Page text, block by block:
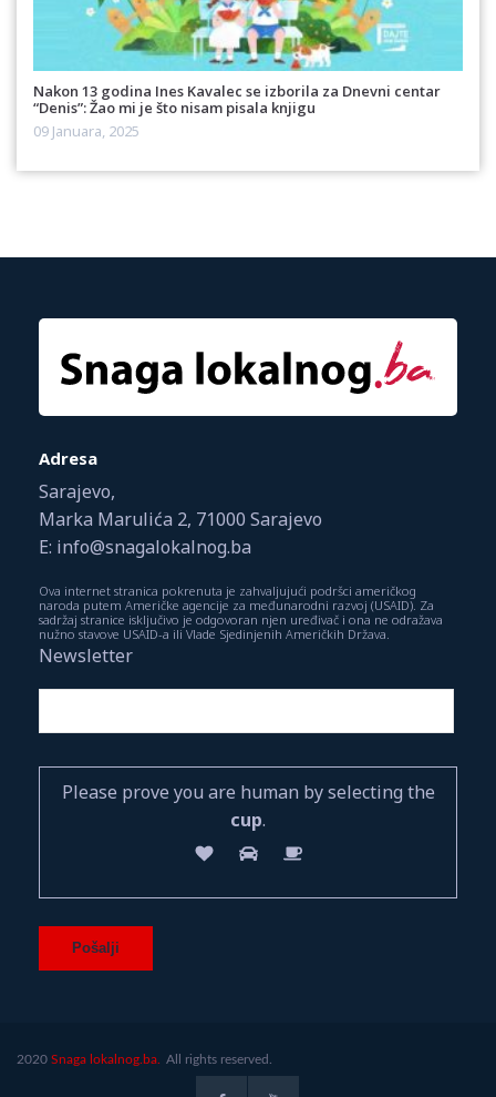
Nakon 13 godina Ines Kavalec se izborila za Dnevni centar
“Denis”: Žao mi je što nisam pisala knjigu
09 Januara, 2025
Adresa
Sarajevo,
Marka Marulića 2, 71000 Sarajevo
E: info@snagalokalnog.ba
Ova internet stranica pokrenuta je zahvaljujući podršci američkog
naroda putem Američke agencije za međunarodni razvoj (USAID). Za
sadržaj stranice isključivo je odgovoran njen uređivač i ona ne odražava
nužno stavove USAID-a ili Vlade Sjedinjenih Američkih Država.
Newsletter
Please prove you are human by selecting the
cup.
2020 Snaga lokalnog.ba. All rights reserved.